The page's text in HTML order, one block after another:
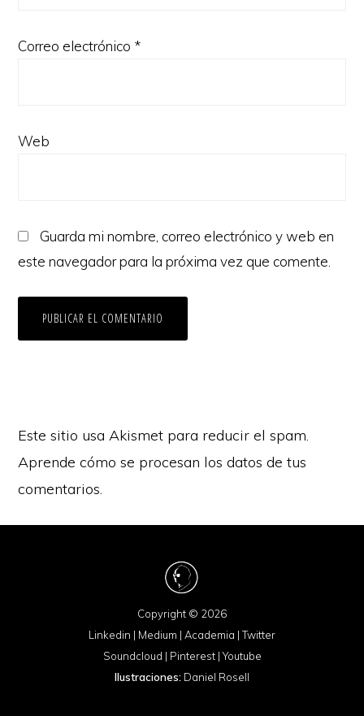
Correo electrónico *
Web
Guarda mi nombre, correo electrónico y web en
este navegador para la próxima vez que comente.
Este sitio usa Akismet para reducir el spam.
Aprende cómo se procesan los datos de tus
comentarios.
Copyright © 2026
Linkedin | Medium | Academia |Twitter
Soundcloud | Pinterest|Youtube
Ilustraciones: Daniel Rosell